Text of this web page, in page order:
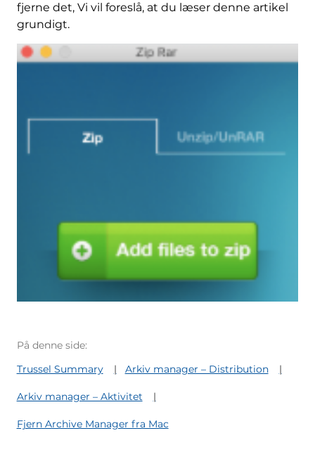
fjerne det, Vi vil foreslå, at du læser denne artikel
grundigt.
På denne side:
Trussel Summary
Arkiv manager – Distribution
Arkiv manager – Aktivitet
Fjern Archive Manager fra Mac